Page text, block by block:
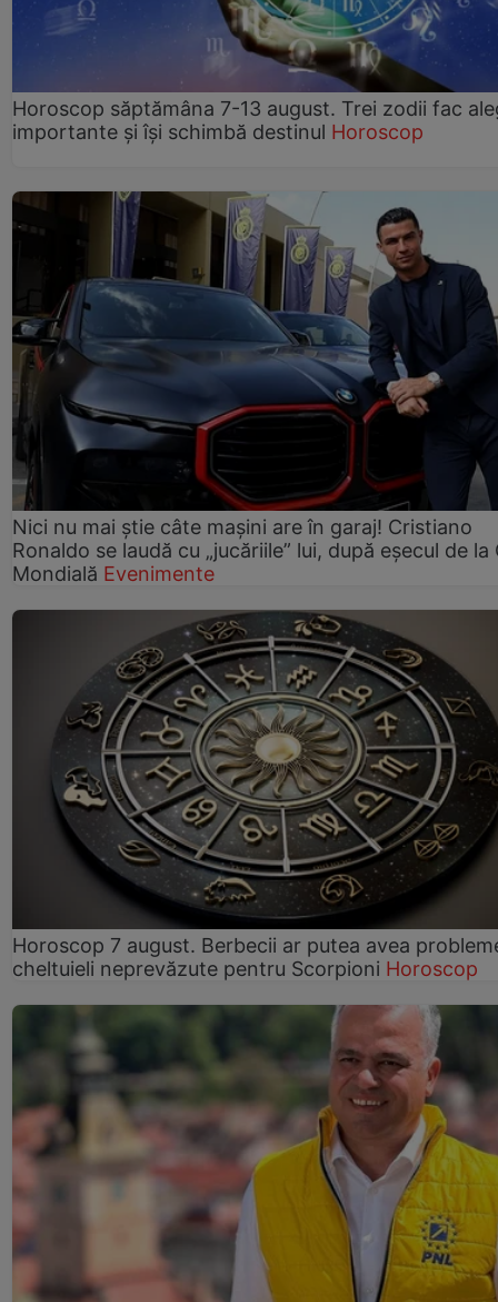
Horoscop săptămâna 7-13 august. Trei zodii fac
importante și își schimbă destinul Horoscop
Nici nu mai știe câte mașini are în garaj! Cristiano
Ronaldo se laudă cu „jucăriile” lui, după eșecul de la
Mondială Evenimente
Horoscop 7 august. Berbecii ar putea avea
cheltuieli neprevăzute pentru Scorpioni Horoscop